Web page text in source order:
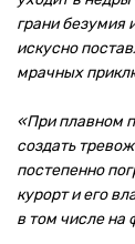
грани безумия
искусно
мрачных
«При плавном
создать
постепенно
курорт и его
в том числе на